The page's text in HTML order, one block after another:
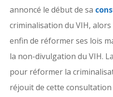
annoncé le début de sa
criminalisation du VIH, alors
enfin de réformer ses lois
la non-divulgation du VIH.
pour réformer la
réjouit de cette